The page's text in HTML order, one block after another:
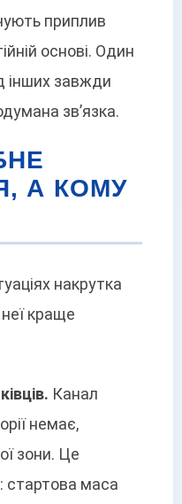
приплив
основі. Один
інших завжди
зв’язка.
А КОМУ
накрутка
краще
Канал
немає,
зони. Це
стартова маса